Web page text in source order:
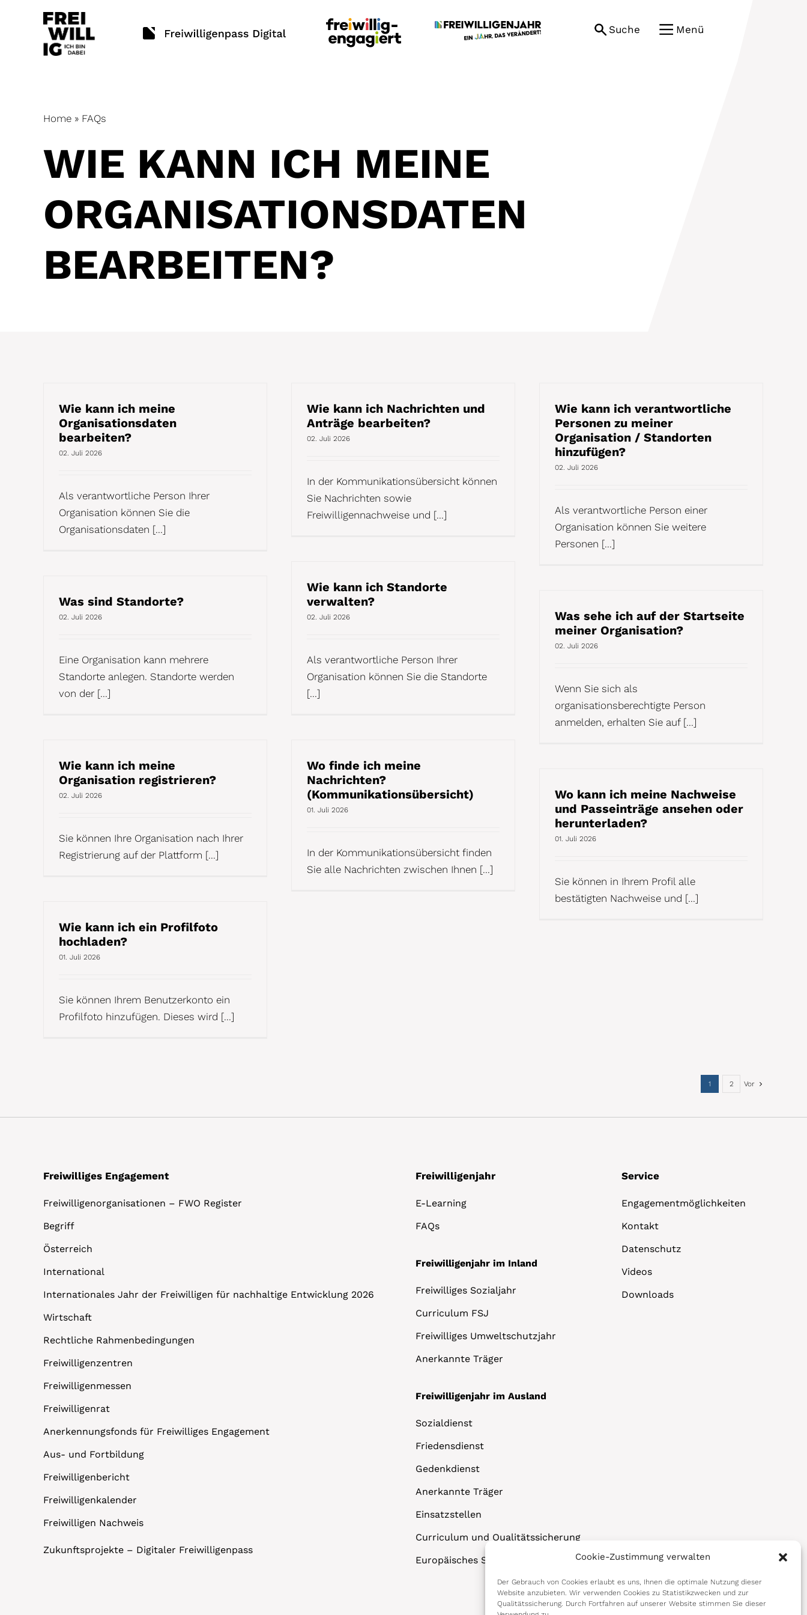
Cookie-Zustimmung verwalten
Der Gebrauch von Cookies erlaubt es uns, Ihnen die optimale Nutzung dieser
Website anzubieten. Wir verwenden Cookies zu Statistikzwecken und zur
Qualitätssicherung. Durch Fortfahren auf unserer Website stimmen Sie dieser
Suche Menü
Home » FAQs
WIE KANN ICH MEINE
ORGANISATIONSDATEN
BEARBEITEN?
Wie kann ich meine
Organisationsdaten
bearbeiten?
02. Juli 2026
Als verantwortliche Person Ihrer
Organisation können Sie die
Organisationsdaten [...]
Wie kann ich Nachrichten und
Anträge bearbeiten?
02. Juli 2026
In der Kommunikationsübersicht können
Sie Nachrichten sowie
Freiwilligennachweise und [...]
Wie kann ich verantwortliche
Personen zu meiner
Organisation / Standorten
hinzufügen?
02. Juli 2026
Als verantwortliche Person einer
Organisation können Sie weitere
Personen [...]
Wie kann ich Standorte
verwalten?
02. Juli 2026
Als verantwortliche Person Ihrer
Organisation können Sie die Standorte
[...]
Was sind Standorte?
02. Juli 2026
Eine Organisation kann mehrere
Standorte anlegen. Standorte werden
von der [...]
Was sehe ich auf der Startseite
meiner Organisation?
02. Juli 2026
Wenn Sie sich als
organisationsberechtigte Person
anmelden, erhalten Sie auf [...]
Wie kann ich meine
Organisation registrieren?
02. Juli 2026
Sie können Ihre Organisation nach Ihrer
Registrierung auf der Plattform [...]
Wo finde ich meine
Nachrichten?
(Kommunikationsübersicht)
01. Juli 2026
In der Kommunikationsübersicht finden
Sie alle Nachrichten zwischen Ihnen [...]
Wo kann ich meine Nachweise
und Passeinträge ansehen oder
herunterladen?
01. Juli 2026
Sie können in Ihrem Profil alle
bestätigten Nachweise und [...]
Wie kann ich ein Profilfoto
hochladen?
01. Juli 2026
Sie können Ihrem Benutzerkonto ein
Profilfoto hinzufügen. Dieses wird [...]
1 2 Vor
Freiwilliges Engagement
Freiwilligenorganisationen – FWO Register
Begriff
Österreich
International
Internationales Jahr der Freiwilligen für nachhaltige Entwicklung 2026
Wirtschaft
Rechtliche Rahmenbedingungen
Freiwilligenzentren
Freiwilligenmessen
Freiwilligenrat
Anerkennungsfonds für Freiwilliges Engagement
Aus- und Fortbildung
Freiwilligenbericht
Freiwilligenkalender
Freiwilligen Nachweis
Zukunftsprojekte – Digitaler Freiwilligenpass
Freiwilligenjahr
E-Learning
FAQs
Freiwilligenjahr im Inland
Freiwilliges Sozialjahr
Curriculum FSJ
Freiwilliges Umweltschutzjahr
Anerkannte Träger
Freiwilligenjahr im Ausland
Sozialdienst
Friedensdienst
Gedenkdienst
Anerkannte Träger
Einsatzstellen
Curriculum und Qualitätssicherung
Europäisches Solidaritätskorps
Service
Engagementmöglichkeiten
Kontakt
Datenschutz
Videos
Downloads